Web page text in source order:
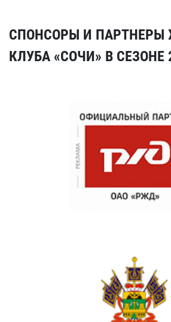
СПОНСОРЫ И ПАРТНЕРЫ
КЛУБА «СОЧИ» В СЕЗОНЕ